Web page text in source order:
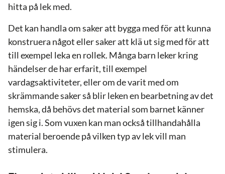
hitta på lek med.
Det kan handla om saker att bygga med för att kunna
konstruera något eller saker att klä ut sig med för att
till exempel leka en rollek. Många barn leker kring
händelser de har erfarit, till exempel
vardagsaktiviteter, eller om de varit med om
skrämmande saker så blir leken en bearbetning av det
hemska, då behövs det material som barnet känner
igen sig i. Som vuxen kan man också tillhandahålla
material beroende på vilken typ av lek vill man
stimulera.